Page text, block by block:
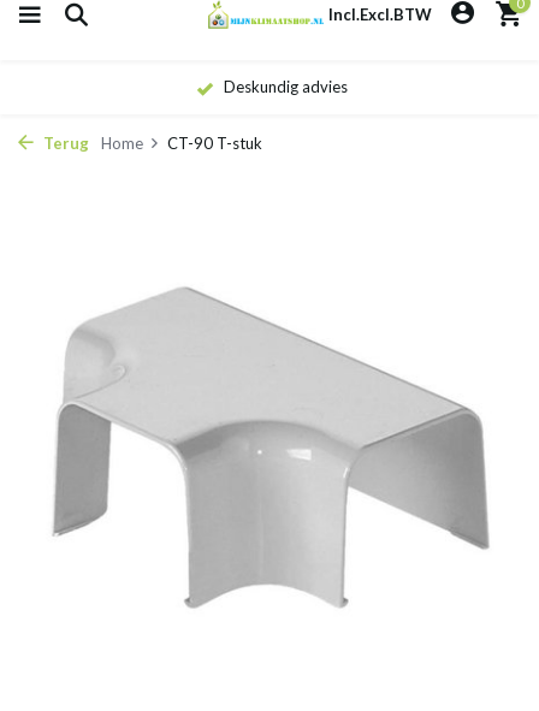
Incl.Excl.BTW
Deskundig advies
Terug Home CT-90 T-stuk